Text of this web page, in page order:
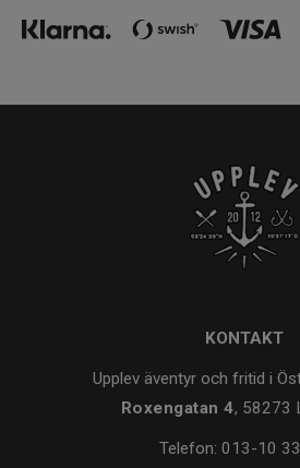
KONTAKT
Upplev äventyr och fritid i
Roxengatan 4, 58273
Telefon: 013-10